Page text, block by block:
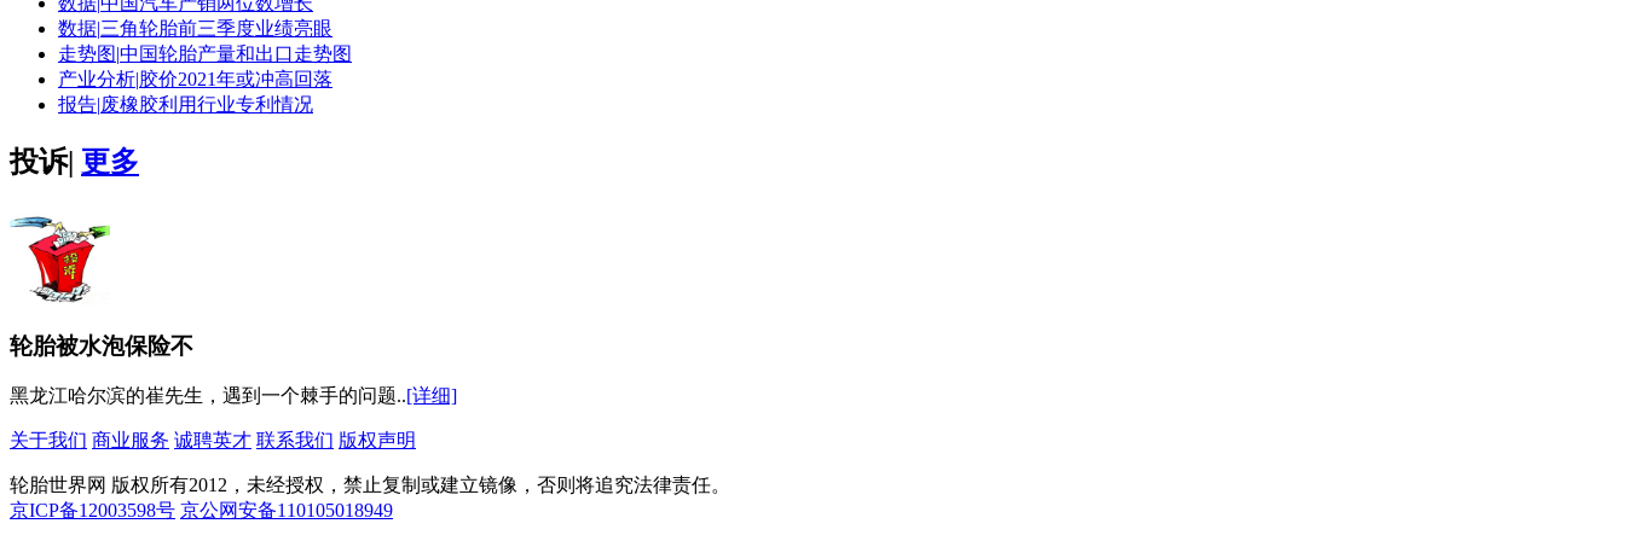
数据|三角轮胎前三季度业绩亮眼
走势图|中国轮胎产量和出口走势图
产业分析|胶价2021年或冲高回落
报告|废橡胶利用行业专利情况
投诉| 更多
轮胎被水泡保险不
黑龙江哈尔滨的崔先生，遇到一个棘手的问题..[详细]
关于我们 商业服务 诚聘英才 联系我们 版权声明
轮胎世界网 版权所有2012，未经授权，禁止复制或建立镜像，否则将追究法律责任。
京ICP备12003598号 京公网安备110105018949